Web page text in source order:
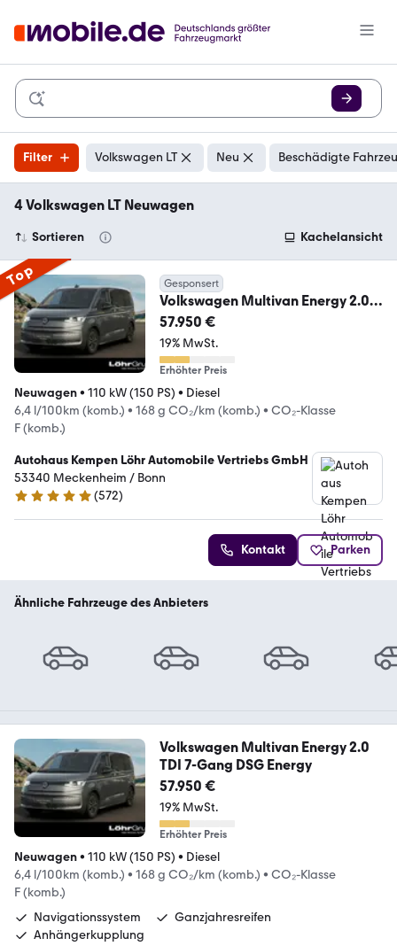
Filter Volkswagen LT Neu Beschädigte
4 Volkswagen LT Neuwagen
Sortieren Kachelansicht
Top Gesponsert
Volkswagen Multivan Energy 2.0
TDI 7-Gang DSG Energy
57.950 €
19% MwSt.
Erhöhter Preis
Neuwagen• 110 kW (150 PS) • Diesel
6,4 l/100km (komb.) • 168 g CO₂/km (komb.) • CO₂-Klasse
F (komb.)
Autohaus Kempen Löhr Automobile Vertriebs GmbH
53340 Meckenheim / Bonn
4.8 Sterne
(572)
Kontakt Parken
Ähnliche Fahrzeuge des Anbieters
Volkswagen Multivan Energy 2.0
TDI 7-Gang DSG Energy
57.950 €
19% MwSt.
Erhöhter Preis
Neuwagen• 110 kW (150 PS) • Diesel
6,4 l/100km (komb.) • 168 g CO₂/km (komb.) • CO₂-Klasse
F (komb.)
Navigationssystem
Ganzjahresreifen
Anhängerkupplung